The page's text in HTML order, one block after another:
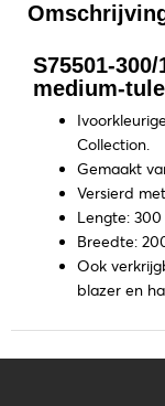
S75501-
medium-
Collection.
Gemaakt
Versierd
Lengte: 300
Breedte:
Ook
blazer en